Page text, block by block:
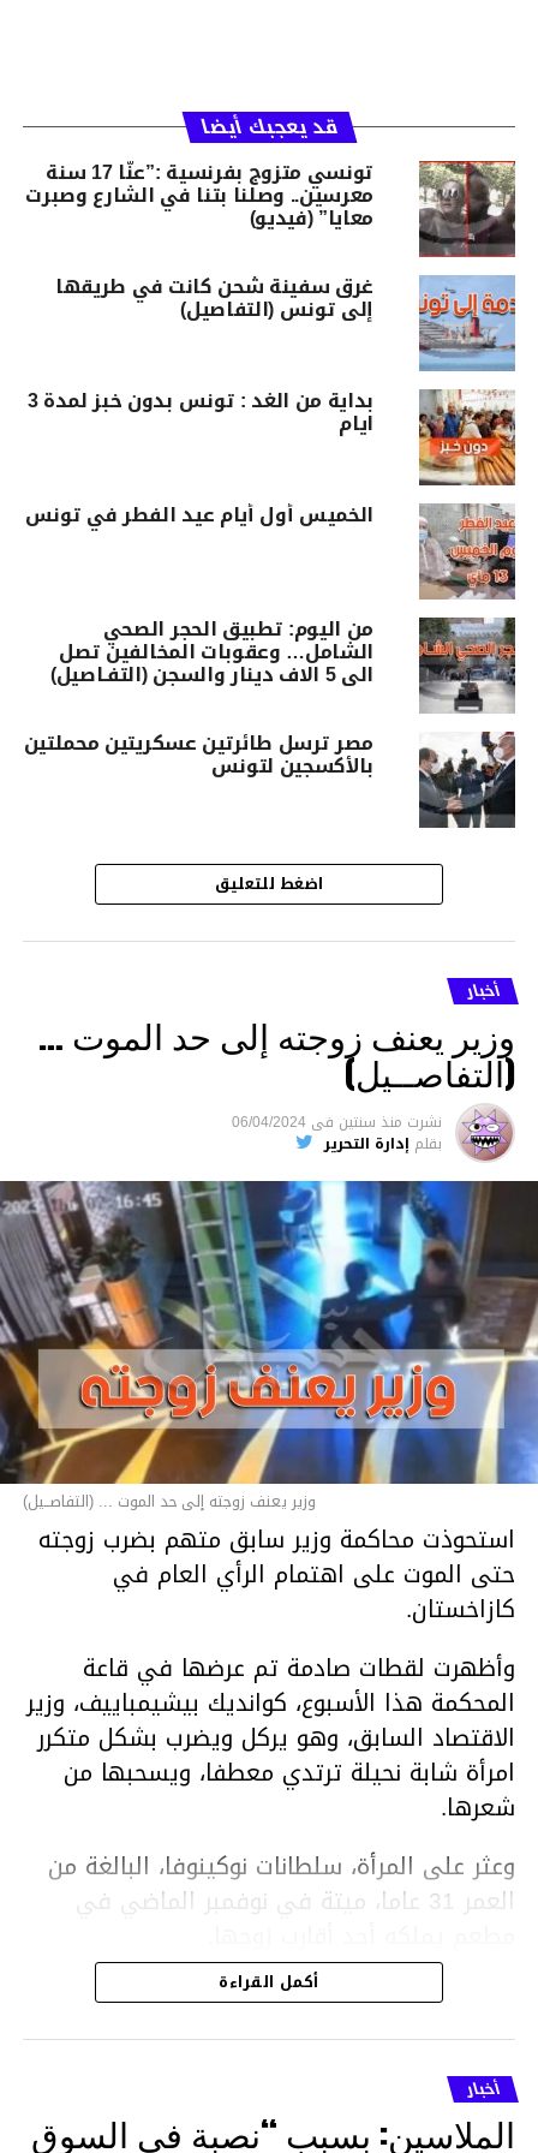
قد يعجبك أيضا
تونسي متزوج بفرنسية :”عنّا 17 سنة
معرسين.. وصلنا بتنا في الشارع وصبرت
معايا” (فيديو)
غرق سفينة شحن كانت في طريقها
إلى تونس (التفاصيل)
بداية من الغد : تونس بدون خبز لمدة 3
ايام
الخميس أول أيام عيد الفطر في تونس
من اليوم: تطبيق الحجر الصحي
الشامل… وعقوبات المخالفين تصل
الى 5 الاف دينار والسجن (التفـاصيل)
مصر ترسل طائرتين عسكريتين محملتين
بالأكسجين لتونس
اضغط للتعليق
أخبار
وزير يعنف زوجته إلى حد الموت …
(التفاصــيل)
نشرت منذ سنتين فى 06/04/2024
بقلم إدارة التحرير
وزير يعنف زوجته إلى حد الموت ... (التفاصــيل)
استحوذت محاكمة وزير سابق متهم بضرب زوجته
حتى الموت على اهتمام الرأي العام في
كازاخستان.
وأظهرت لقطات صادمة تم عرضها في قاعة
المحكمة هذا الأسبوع، كوانديك بيشيمباييف، وزير
الاقتصاد السابق، وهو يركل ويضرب بشكل متكرر
امرأة شابة نحيلة ترتدي معطفا، ويسحبها من
شعرها.
وعثر على المرأة، سلطانات نوكينوفا، البالغة من
العمر 31 عاما، ميتة في نوفمبر الماضي في
ووفقا لتقرير الطبيب الشرعي، توفيت نوكينوفا
متأثرة بصدمة في الدماغ، وكانت إحدى عظام
أنفها مكسورة وكانت هناك كدمات متعددة على
وجهها ورأسها وذراعيها ويديها.
أكمل القراءة
أخبار
الملاسين: بسبب “نصبة في السوق